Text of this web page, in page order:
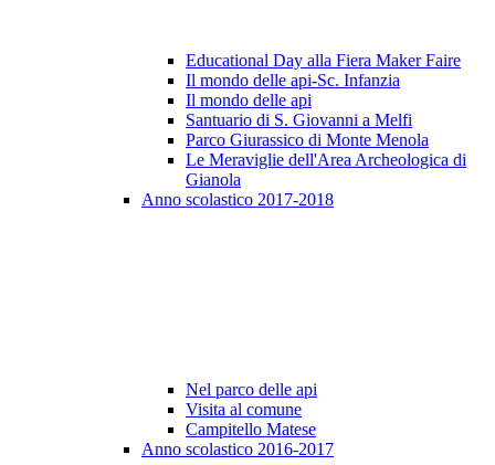
Educational Day alla Fiera Maker Faire
Il mondo delle api-Sc. Infanzia
Il mondo delle api
Santuario di S. Giovanni a Melfi
Parco Giurassico di Monte Menola
Le Meraviglie dell'Area Archeologica di
Gianola
Anno scolastico 2017-2018
Nel parco delle api
Visita al comune
Campitello Matese
Anno scolastico 2016-2017